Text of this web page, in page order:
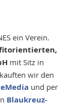
ein Verein.
mit Sitz in
wir den
und per
Blaukreuz-